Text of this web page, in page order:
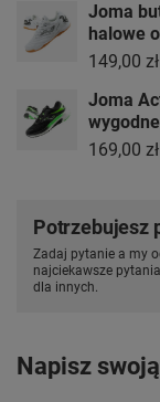
Joma
halowe
149,00 zł
Joma
169,00 zł
Potrzebujesz
Zadaj pytanie a my
najciekawsze
dla innych.
Napisz